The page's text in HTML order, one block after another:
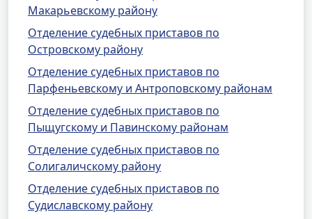
Макарьевскому району
Отделение судебных приставов по
Островскому району
Отделение судебных приставов по
Парфеньевскому и Антроповскому районам
Отделение судебных приставов по
Пыщугскому и Павинскому районам
Отделение судебных приставов по
Солигаличскому району
Отделение судебных приставов по
Судиславскому району